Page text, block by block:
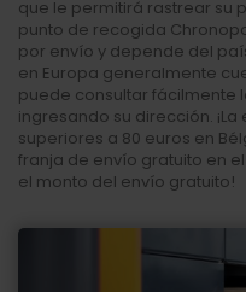
que le permitirá rastrear su
punto de recogida
por envío y depende del
en Europa generalmente
puede consultar fácilmente
ingresando su dirección.
superiores a 80 euros en
franja de envío gratuito en
el monto del envío gratuito!